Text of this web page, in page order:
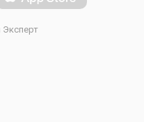
Эксперт